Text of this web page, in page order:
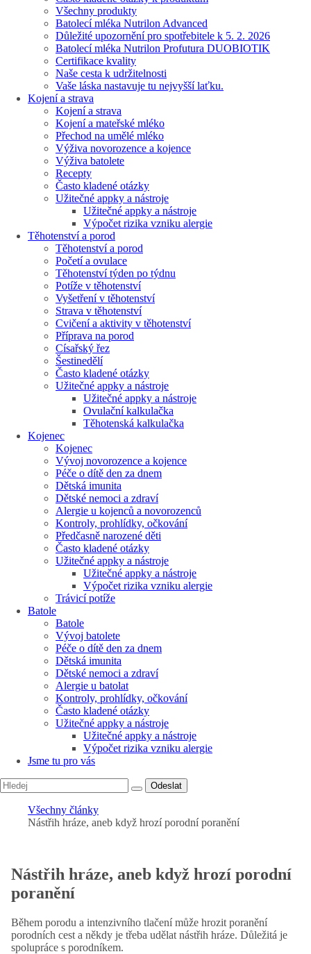
Všechny produkty
Batolecí mléka Nutrilon Advanced
Důležité upozornění pro spotřebitele k 5. 2. 2026
Batolecí mléka Nutrilon Profutura DUOBIOTIK
Certifikace kvality
Naše cesta k udržitelnosti
Vaše láska nastavuje tu nejvyšší laťku.
Kojení a strava
Kojení a strava
Kojení a mateřské mléko
Přechod na umělé mléko
Výživa novorozence a kojence
Výživa batolete
Recepty
Často kladené otázky
Užitečné appky a nástroje
Užitečné appky a nástroje
Výpočet rizika vzniku alergie
Těhotenství a porod
Těhotenství a porod
Početí a ovulace
Těhotenství týden po týdnu
Potíže v těhotenství
Vyšetření v těhotenství
Strava v těhotenství
Cvičení a aktivity v těhotenství
Příprava na porod
Císařský řez
Šestinedělí
Často kladené otázky
Užitečné appky a nástroje
Užitečné appky a nástroje
Ovulační kalkulačka
Těhotenská kalkulačka
Kojenec
Kojenec
Vývoj novorozence a kojence
Péče o dítě den za dnem
Dětská imunita
Dětské nemoci a zdraví
Alergie u kojenců a novorozenců
Kontroly, prohlídky, očkování
Předčasně narozené děti
Často kladené otázky
Užitečné appky a nástroje
Užitečné appky a nástroje
Výpočet rizika vzniku alergie
Trávicí potíže
Batole
Batole
Vývoj batolete
Péče o dítě den za dnem
Dětská imunita
Dětské nemoci a zdraví
Alergie u batolat
Kontroly, prohlídky, očkování
Často kladené otázky
Užitečné appky a nástroje
Užitečné appky a nástroje
Výpočet rizika vzniku alergie
Jsme tu pro vás
Odeslat
Všechny články
Nástřih hráze, aneb když hrozí porodní poranění
Nástřih hráze, aneb když hrozí porodní
poranění
Během porodu a intenzivního tlačení může hrozit poranění
porodních cest a někdy je třeba udělat nástřih hráze. Důležitá je
spolupráce s porodníkem.